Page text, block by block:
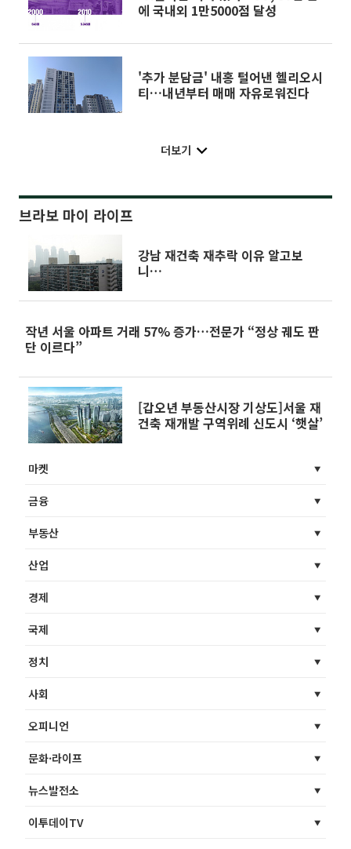
에 국내외 1만5000점 달성
'추가 분담금' 내홍 털어낸 헬리오시
티…내년부터 매매 자유로워진다
더보기
브라보 마이 라이프
강남 재건축 재추락 이유 알고보
니…
작년 서울 아파트 거래 57% 증가…전문가 “정상 궤도 판
단 이르다”
[갑오년 부동산시장 기상도]서울 재
건축 재개발 구역위례 신도시 ‘햇살’
마켓
금융
부동산
산업
경제
국제
정치
사회
오피니언
문화·라이프
뉴스발전소
이투데이TV